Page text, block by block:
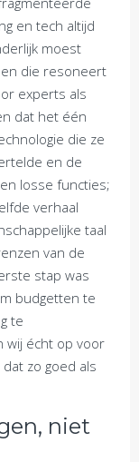
en tech altijd
moest
die resoneert
experts als
dat het één
die ze
en de
losse functies;
verhaal
taal
van de
stap was
budgetten te
te
wij écht op voor
zo goed als
niet